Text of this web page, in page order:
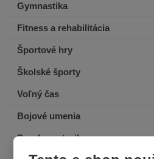
Gymnastika
Fitness a rehabilitácia
Športové hry
Školské športy
Voľný čas
Bojové umenia
Psychomotorika